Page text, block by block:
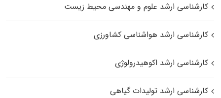
کارشناسی ارشد علوم و مهندسی محیط زیست
کارشناسی ارشد هواشناسی کشاورزی
کارشناسی ارشد اکوهیدرولوژی
کارشناسی ارشد تولیدات گیاهی